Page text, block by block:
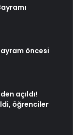
öncesi
açıldı!
öğrenciler